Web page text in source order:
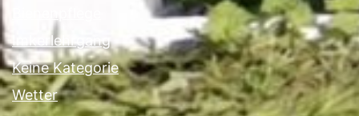
Imkerlehrgang
Keine Kategorie
Wetter